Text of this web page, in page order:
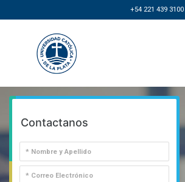
+54 221 439 3100
Contactanos